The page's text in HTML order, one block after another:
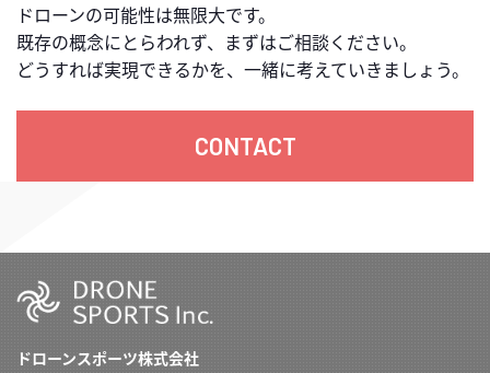
ドローンの可能性は無限大です。
既存の概念にとらわれず、まずはご相談ください。
どうすれば実現できるかを、一緒に考えていきましょう。
CONTACT
ドローンスポーツ株式会社